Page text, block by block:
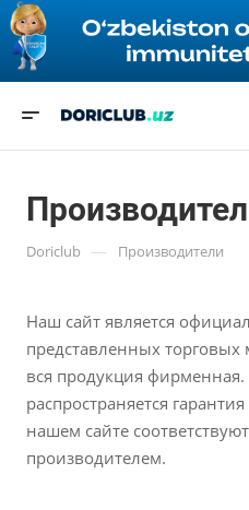
Doriclub — Производители
Наш сайт является
представленных торговых
вся продукция
распространяется
нашем сайте
производителем.